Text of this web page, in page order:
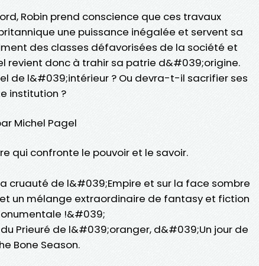
Robin prend conscience que ces travaux
une puissance inégalée et servent sa
des classes défavorisées de la société et
revient donc à trahir sa patrie d&#039;origine.
de l&#039;intérieur ? Ou devra-t-il sacrifier ses
institution ?
Michel Pagel
qui confronte le pouvoir et le savoir.
cruauté de l&#039;Empire et sur la face sombre
un mélange extraordinaire de fantasy et fiction
!&#039;
Prieuré de l&#039;oranger, d&#039;Un jour de
Bone Season.